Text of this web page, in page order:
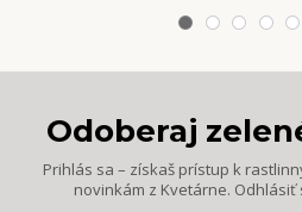
Odoberaj
Prihlás sa – získaš prístup k
novinkám z Kvetárne. Odhlásiť